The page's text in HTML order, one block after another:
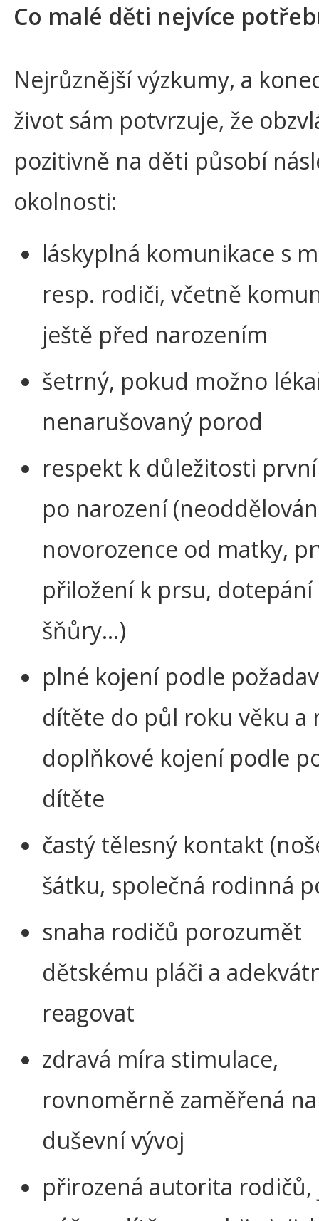
Co malé děti nejvíce
Nejrůznější výzkumy, a
život sám potvrzuje, že
pozitivně na děti působí
okolnosti:
láskyplná komunikace s
resp. rodiči, včetně
ještě před narozením
šetrný, pokud možno
nenarušovaný porod
respekt k důležitosti
po narození
novorozence od matky,
přiložení k prsu,
šňůry…)
plné kojení podle
dítěte do půl roku věku a
doplňkové kojení podle
dítěte
častý tělesný kontakt
šátku, společná rodinná
snaha rodičů porozumět
dětskému pláči a
reagovat
zdravá míra stimulace,
rovnoměrně zaměřená
duševní vývoj
přirozená autorita rodičů,